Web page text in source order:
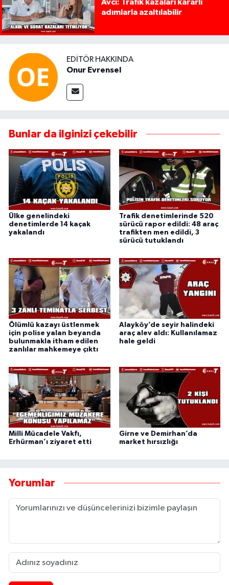
Avcı: Trafik kazaları kararlı
adımlarla azaltılabilir
EDITÖR HAKKINDA
Onur Evrensel
Bunlar da ilginizi çekebilir
Ülke genelindeki
denetimlerde 14 kaçak
yakalandı
Trafik denetimlerinde 520
sürücü rapor edildi: 48 araç
trafikten men edildi, 3
sürücü tutuklandı
Ölümlü kazayı üstlenmek
için polise yalan beyanda
bulunmakla itham edilen
zanlılar mahkemeye çıktı
Alayköy’de seyir halindeki
araç alev aldı: Kullanılamaz
hale geldi
Milli Mücadele Vakfı,
Erhürman’ı ziyaret etti
Girne ve Demirhan’da
market hırsızlığı
Yorumlar